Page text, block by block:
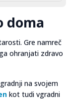
doma
Gre namreč
ohranjati zdravo
na svojem
kot tudi vgradni